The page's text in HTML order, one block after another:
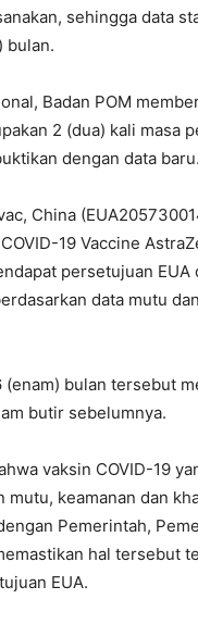
sehingga data
bulan.
Badan POM
2 (dua) kali masa
dengan data baru.
China
19 Vaccine
persetujuan
data mutu
(enam) bulan tersebut
butir sebelumnya.
vaksin COVID-19
mutu, keamanan dan
Pemerintah,
hal tersebut
EUA.